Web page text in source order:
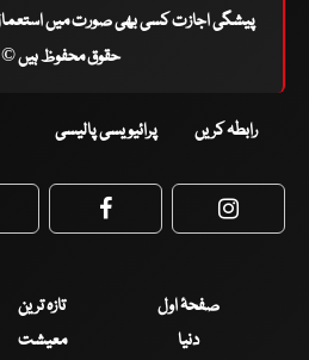
پیشگی اجازت کسی بھی صورت میں استعمال
حقوق محفوظ ہیں © 2026
رابطہ کریں پرائیویسی پالیسی
Facebook
صفحۂ اول تازہ ترین
دنیا
معیشت